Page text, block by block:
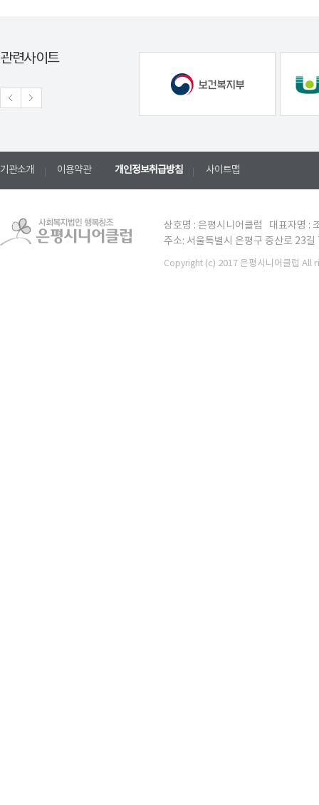
관련사이트
기관소개 이용약관 개인정보취급방침 사이트맵
상호명 : 은평시니어클럽 대표자명
주소: 서울특별시 은평구 증산로
Copyright (c) 2017 은평시니어클럽